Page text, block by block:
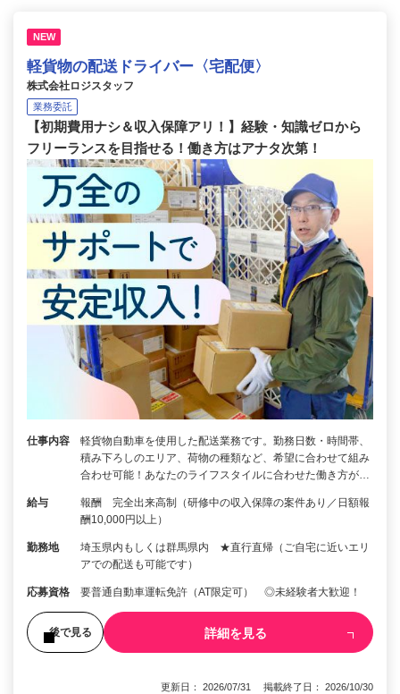
NEW
軽貨物の配送ドライバー〈宅配便〉
株式会社ロジスタッフ
業務委託
【初期費用ナシ＆収入保障アリ！】経験・知識ゼロから
フリーランスを目指せる！働き方はアナタ次第！
仕事内容
軽貨物自動車を使用した配送業務です。勤務日数・時間帯、
積み下ろしのエリア、荷物の種類など、希望に合わせて組み
合わせ可能！あなたのライフスタイルに合わせた働き方が…
給与
報酬 完全出来高制（研修中の収入保障の案件あり／日額報
酬10,000円以上）
勤務地
埼玉県内もしくは群馬県内 ★直行直帰（ご自宅に近いエリ
アでの配送も可能です）
応募資格 要普通自動車運転免許（AT限定可） ◎未経験者大歓迎！
後で見る 詳細を見る
更新日： 2026/07/31 掲載終了日： 2026/10/30